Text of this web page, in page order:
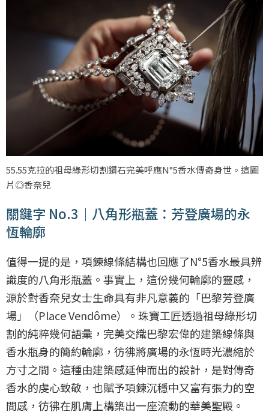
55.55克拉的祖母綠形切割鑽石完美呼應N°5香水傳奇身世。這圖
片◎香奈兒
關鍵字 No.3｜八角形瓶蓋：芳登廣場的永
恆輪廓
值得一提的是，項鍊線條結構也回應了N°5香水最具辨
識度的八角形瓶蓋。事實上，這份幾何輪廓的靈感，
源於對香奈兒女士生命具有非凡意義的「巴黎芳登廣
場」（Place Vendôme）。珠寶工匠透過祖母綠形切
割的純粹幾何語彙，完美交織巴黎宏偉的建築線條與
香水瓶身的簡約輪廓，彷彿將廣場的永恆時光濃縮於
方寸之間。這種由建築感延伸而出的設計，是對傳奇
香水的虔心致敬，也賦予項鍊沉穩中又富有張力的空
間感，彷彿在肌膚上構築出一座流動的華美聖殿。